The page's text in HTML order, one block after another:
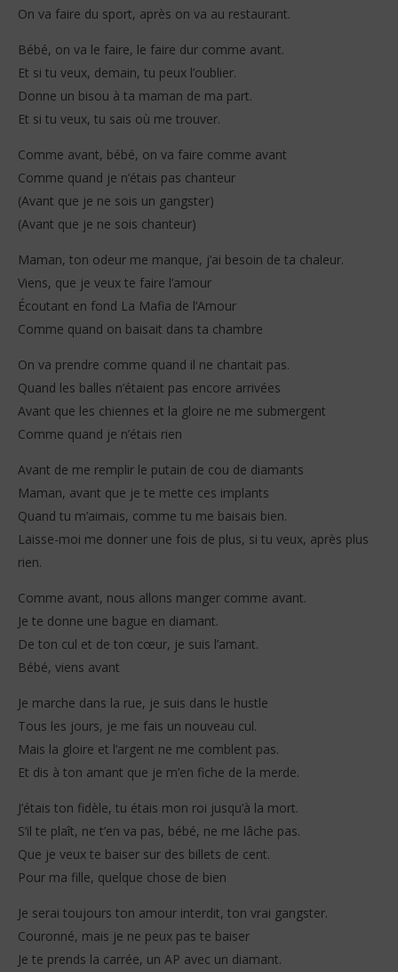
On va faire du sport, après on va au restaurant.
Bébé, on va le faire, le faire dur comme avant.
Et si tu veux, demain, tu peux l’oublier.
Donne un bisou à ta maman de ma part.
Et si tu veux, tu sais où me trouver.
Comme avant, bébé, on va faire comme avant
Comme quand je n’étais pas chanteur
(Avant que je ne sois un gangster)
(Avant que je ne sois chanteur)
Maman, ton odeur me manque, j’ai besoin de ta chaleur.
Viens, que je veux te faire l’amour
Écoutant en fond La Mafia de l’Amour
Comme quand on baisait dans ta chambre
On va prendre comme quand il ne chantait pas.
Quand les balles n’étaient pas encore arrivées
Avant que les chiennes et la gloire ne me submergent
Comme quand je n’étais rien
Avant de me remplir le putain de cou de diamants
Maman, avant que je te mette ces implants
Quand tu m’aimais, comme tu me baisais bien.
Laisse-moi me donner une fois de plus, si tu veux, après plus
rien.
Comme avant, nous allons manger comme avant.
Je te donne une bague en diamant.
De ton cul et de ton cœur, je suis l’amant.
Bébé, viens avant
Je marche dans la rue, je suis dans le hustle
Tous les jours, je me fais un nouveau cul.
Mais la gloire et l’argent ne me comblent pas.
Et dis à ton amant que je m’en fiche de la merde.
J’étais ton fidèle, tu étais mon roi jusqu’à la mort.
S’il te plaît, ne t’en va pas, bébé, ne me lâche pas.
Que je veux te baiser sur des billets de cent.
Pour ma fille, quelque chose de bien
Je serai toujours ton amour interdit, ton vrai gangster.
Couronné, mais je ne peux pas te baiser
Je te prends la carrée, un AP avec un diamant.